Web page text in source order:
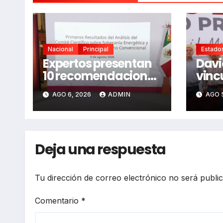
Nacional Principal
Expertos presentan
10 recomendaciones
clave sobre el
fracking en México
AGO 6, 2026 ADMIN AGO
Deja una respuesta
Tu dirección de correo electrónico no será
Comentario *